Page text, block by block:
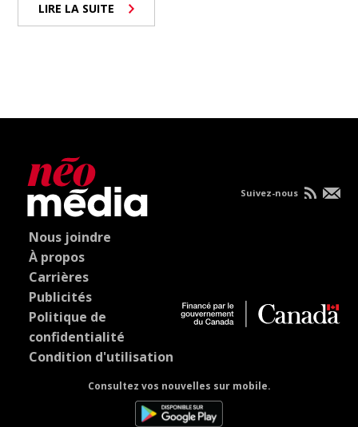
LIRE LA SUITE
Nous joindre
À propos
Carrières
Publicités
Politique de
confidentialité
Condition d'utilisation
Consultez vos nouvelles sur mobile.
Suivez-nous